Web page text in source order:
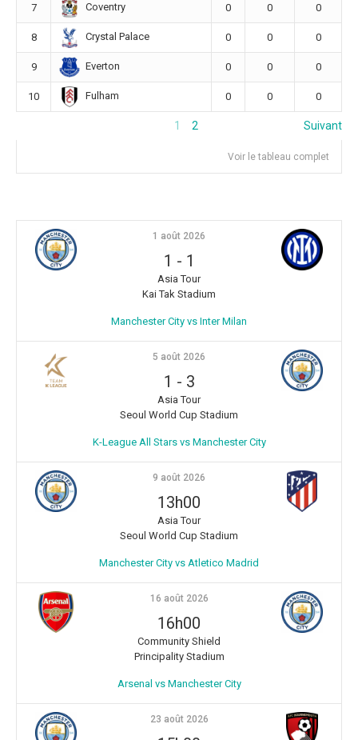
7 Coventry 0 0 0
8 Crystal Palace 0 0 0
9 Everton 0 0 0
10 Fulham 0 0 0
1 2 Suivant
Voir le tableau complet
1 août 2026
1 - 1
Asia Tour
Kai Tak Stadium
Manchester City vs Inter Milan
5 août 2026
1 - 3
Asia Tour
Seoul World Cup Stadium
K-League All Stars vs Manchester City
9 août 2026
13h00
Asia Tour
Seoul World Cup Stadium
Manchester City vs Atletico Madrid
16 août 2026
16h00
Community Shield
Principality Stadium
Arsenal vs Manchester City
23 août 2026